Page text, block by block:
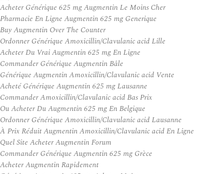
Acheter Générique 625 mg Augmentin Le Moins Cher
Pharmacie En Ligne Augmentin 625 mg Generique
Buy Augmentin Over The Counter
Ordonner Générique Amoxicillin/Clavulanic acid Lille
Acheter Du Vrai Augmentin 625 mg En Ligne
Commander Générique Augmentin Bâle
Générique Augmentin Amoxicillin/Clavulanic acid Vente
Acheté Générique Augmentin 625 mg Lausanne
Commander Amoxicillin/Clavulanic acid Bas Prix
Ou Acheter Du Augmentin 625 mg En Belgique
Ordonner Générique Amoxicillin/Clavulanic acid Lausanne
À Prix Réduit Augmentin Amoxicillin/Clavulanic acid En Ligne
Quel Site Acheter Augmentin Forum
Commander Générique Augmentin 625 mg Grèce
Acheter Augmentin Rapidement